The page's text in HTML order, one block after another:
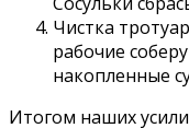
Чистка
рабочие
накопленные
Итогом наших